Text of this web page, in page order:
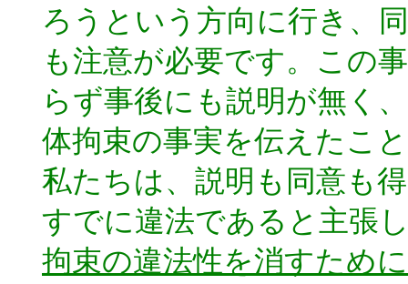
ろうという方向に行き、
も注意が必要です。この
らず事後にも説明が無く
体拘束の事実を伝えたこ
私たちは、説明も同意も
すでに違法であると主張
拘束の違法性を消すため